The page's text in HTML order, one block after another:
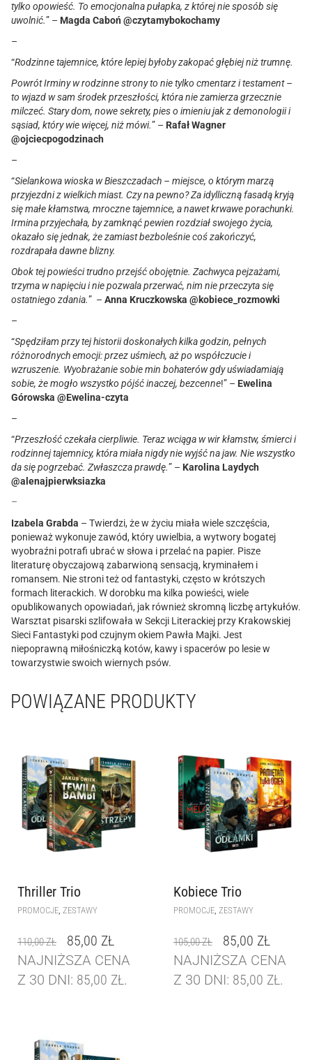
tylko opowieść. To emocjonalna pułapka, z której nie sposób się
uwolnić.” – Magda Caboń @czytamybokochamy
–
“Rodzinne tajemnice, które lepiej byłoby zakopać głębiej niż trumnę.
Powrót Irminy w rodzinne strony to nie tylko cmentarz i testament –
to wjazd w sam środek przeszłości, która nie zamierza grzecznie
milczeć. Stary dom, nowe sekrety, pies o imieniu jak z demonologii i
sąsiad, który wie więcej, niż mówi.” – Rafał Wagner
@ojciecpogodzinach
–
“Sielankowa wioska w Bieszczadach – miejsce, o którym marzą
przyjezdni z wielkich miast. Czy na pewno? Za idylliczną fasadą kryją
się małe kłamstwa, mroczne tajemnice, a nawet krwawe porachunki.
Irmina przyjechała, by zamknąć pewien rozdział swojego życia,
okazało się jednak, że zamiast bezboleśnie coś zakończyć,
rozdrapała dawne blizny.
Obok tej powieści trudno przejść obojętnie. Zachwyca pejzażami,
trzyma w napięciu i nie pozwala przerwać, nim nie przeczyta się
ostatniego zdania.” – Anna Kruczkowska @kobiece_rozmowki
–
“Spędziłam przy tej historii doskonałych kilka godzin, pełnych
różnorodnych emocji: przez uśmiech, aż po współczucie i
wzruszenie. Wyobrażanie sobie min bohaterów gdy uświadamiają
sobie, że mogło wszystko pójść inaczej, bezcenne!” – Ewelina
Górowska @Ewelina-czyta
–
“Przeszłość czekała cierpliwie. Teraz wciąga w wir kłamstw, śmierci i
rodzinnej tajemnicy, która miała nigdy nie wyjść na jaw. Nie wszystko
da się pogrzebać. Zwłaszcza prawdę.” – Karolina Laydych
@alenajpierwksiazka
–
Izabela Grabda – Twierdzi, że w życiu miała wiele szczęścia,
ponieważ wykonuje zawód, który uwielbia, a wytwory bogatej
wyobraźni potrafi ubrać w słowa i przelać na papier. Pisze
literaturę obyczajową zabarwioną sensacją, kryminałem i
romansem. Nie stroni też od fantastyki, często w krótszych
formach literackich. W dorobku ma kilka powieści, wiele
opublikowanych opowiadań, jak również skromną liczbę artykułów.
Warsztat pisarski szlifowała w Sekcji Literackiej przy Krakowskiej
Sieci Fantastyki pod czujnym okiem Pawła Majki. Jest
niepoprawną miłośniczką kotów, kawy i spacerów po lesie w
towarzystwie swoich wiernych psów.
POWIĄZANE PRODUKTY
Thriller Trio
PROMOCJE ZESTAWY
110,00ZŁ 85,00 ZŁ
NAJNIŻSZA CENA
Z 30 DNI: 85,00 ZŁ.
Kobiece Trio
PROMOCJE ZESTAWY
105,00ZŁ 85,00 ZŁ
NAJNIŻSZA CENA
Z 30 DNI: 85,00 ZŁ.